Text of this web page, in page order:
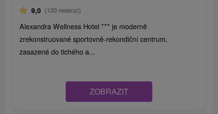
9,0 (130 recenzí)
Alexandra Wellness Hotel *** je moderně
zrekonstruované sportovně-rekondiční centrum,
zasazené do tichého a...
ZOBRAZIT